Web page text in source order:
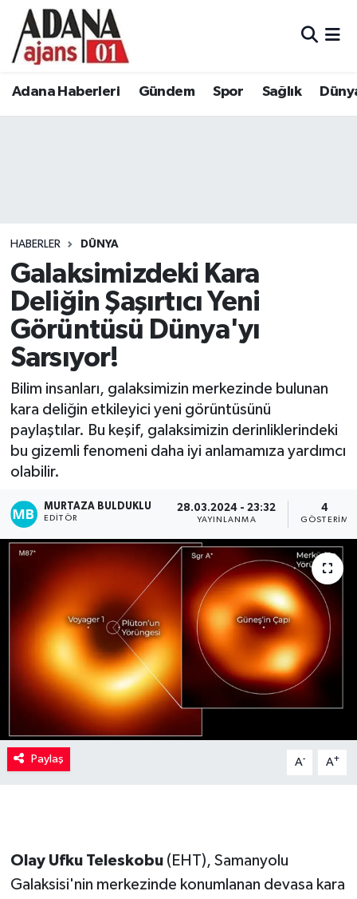
Adana Haberleri Gündem Spor Sağlık
HABERLER DÜNYA
Galaksimizdeki Kara
Deliğin Şaşırtıcı Yeni
Görüntüsü Dünya'yı
Sarsıyor!
Bilim insanları, galaksimizin merkezinde bulunan
kara deliğin etkileyici yeni görüntüsünü
paylaştılar. Bu keşif, galaksimizin derinliklerindeki
bu gizemli fenomeni daha iyi anlamamıza yardımcı
olabilir.
MURTAZA BULDUKLU
EDITÖR
28.03.2024 - 23:32
YAYINLANMA
4
GÖSTERIM
Paylaş A- A+
Olay Ufku Teleskobu(EHT), Samanyolu
Galaksisi'nin merkezinde konumlanan devasa kara
Adana Haberleri
Eğitim
Siyaset
Kadın
Magazin
Yaşam
Adana Nöbetçi Eczaneler
Tüm Manşetler
Son Dakika Haberleri
Haber Arşivi